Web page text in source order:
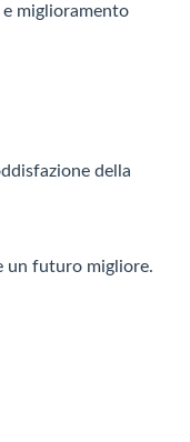
miglioramento
della
un futuro migliore.